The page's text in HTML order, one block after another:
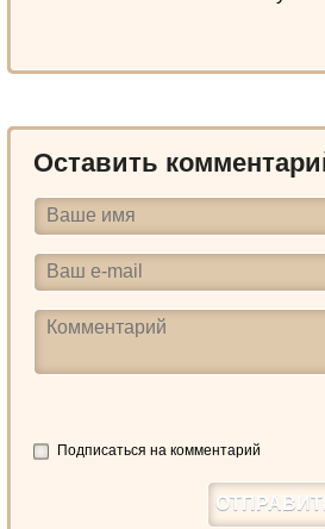
Оставить
Подписаться на комментарий